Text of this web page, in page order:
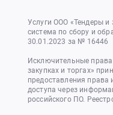
Услуги ООО «Тендеры
система по сбору и
30.01.2023 за № 16446
Исключительные
закупках и торгах»
предоставления права
доступа через
российского ПО.